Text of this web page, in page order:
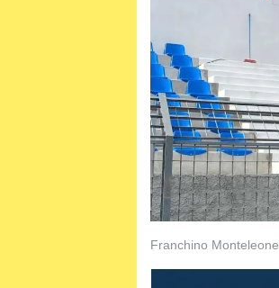
Franchino Monteleone